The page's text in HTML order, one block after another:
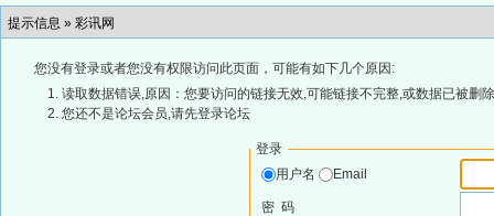
提示信息 » 彩讯网
您没有登录或者您没有权限访问此页面，可能有如下几个原因:
读取数据错误,原因：您要访问的链接无效,可能链接不完整,或数据已被删
您还不是论坛会员,请先登录论坛
登录
用户名
Email
密 码